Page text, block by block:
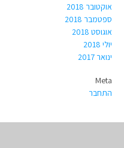
אוקטובר 2018
ספטמבר 2018
אוגוסט 2018
יולי 2018
ינואר 2017
Meta
התחבר